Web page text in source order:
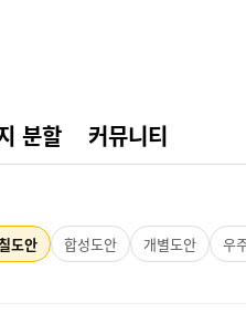
분할 커뮤니티
도안 합성도안 개별도안 우